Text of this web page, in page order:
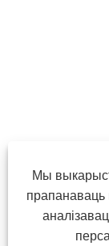
Мы